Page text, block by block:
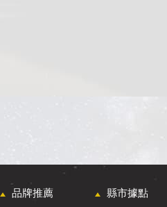
品牌推薦 縣市據點